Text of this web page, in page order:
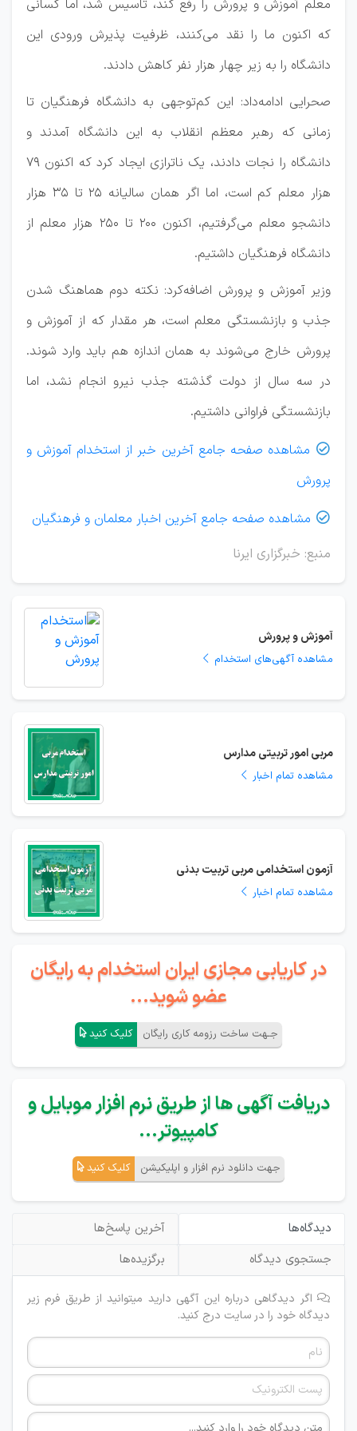
معلم آموزش و پرورش را رفع کند، تاسیس شد، اما کسانی
که اکنون ما را نقد می‌کنند، ظرفیت پذیرش ورودی این
دانشگاه را به زیر چهار هزار نفر کاهش دادند.
صحرایی ادامه‌داد: این کم‌توجهی به دانشگاه فرهنگیان تا
زمانی که رهبر معظم انقلاب به این دانشگاه آمدند و
دانشگاه را نجات دادند، یک ناترازی ایجاد کرد که اکنون ۷۹
هزار معلم کم است، اما اگر همان سالیانه ۲۵ تا ۳۵ هزار
دانشجو معلم می‌گرفتیم، اکنون ۲۰۰ تا ۲۵۰ هزار معلم از
دانشگاه فرهنگیان داشتیم.
وزیر آموزش و پرورش اضافه‌کرد: نکته دوم هماهنگ شدن
جذب و بازنشستگی معلم است، هر مقدار که از آموزش و
پرورش خارج می‌شوند به همان اندازه هم باید وارد شوند.
در سه سال از دولت گذشته جذب نیرو انجام نشد، اما
بازنشستگی فراوانی داشتیم.
 مشاهده صفحه جامع آخرین خبر از استخدام آموزش و
پرورش
 مشاهده صفحه جامع آخرین اخبار معلمان و فرهنگیان
منبع: خبرگزاری ایرنا
آموزش و پرورش
مشاهده آگهی‌های استخدام
مربی امور تربیتی مدارس
مشاهده تمام اخبار
آزمون استخدامی مربی تربیت بدنی
مشاهده تمام اخبار
در کاریابی مجازی ایران استخدام به رایگان
عضو شوید...
جـهت ساخت رزومه کاری رایگان کلیک کنید
دریافت آگهی ها از طریق نرم افزار موبایل و
کامپیوتر...
جهت دانلود نرم افزار و اپلیکیشن کلیک کنید
دیدگاه‌ها
آخرین پاسخ‌ها
جستجوی دیدگاه
برگزیده‌ها
اگر دیدگاهی درباره این آگهی دارید میتوانید از طریق فرم زیر
دیدگاه خود را در سایت درج کنید.